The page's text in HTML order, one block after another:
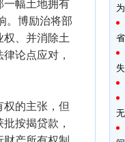
一幅土地拥有
。博励治将部
、并消除土
论点应对，
的主张，但
按揭贷款，